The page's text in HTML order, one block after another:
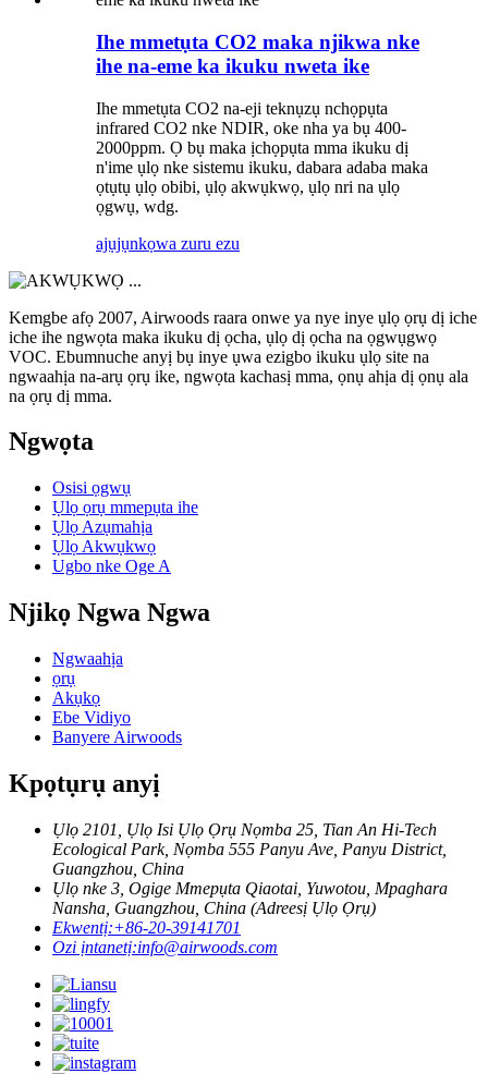
Ihe mmetụta CO2 maka njikwa nke
ihe na-eme ka ikuku nweta ike
Ihe mmetụta CO2 na-eji teknụzụ nchọpụta
infrared CO2 nke NDIR, oke nha ya bụ 400-
2000ppm. Ọ bụ maka ịchọpụta mma ikuku dị
n'ime ụlọ nke sistemu ikuku, dabara adaba maka
ọtụtụ ụlọ obibi, ụlọ akwụkwọ, ụlọ nri na ụlọ
ọgwụ, wdg.
ajụjụnkọwa zuru ezu
Kemgbe afọ 2007, Airwoods raara onwe ya nye inye ụlọ ọrụ dị iche
iche ihe ngwọta maka ikuku dị ọcha, ụlọ dị ọcha na ọgwụgwọ
VOC. Ebumnuche anyị bụ inye ụwa ezigbo ikuku ụlọ site na
ngwaahịa na-arụ ọrụ ike, ngwọta kachasị mma, ọnụ ahịa dị ọnụ ala
na ọrụ dị mma.
Ngwọta
Osisi ọgwụ
Ụlọ ọrụ mmepụta ihe
Ụlọ Azụmahịa
Ụlọ Akwụkwọ
Ugbo nke Oge A
Njikọ Ngwa Ngwa
Ngwaahịa
ọrụ
Akụkọ
Ebe Vidiyo
Banyere Airwoods
Kpọtụrụ anyị
Ụlọ 2101, Ụlọ Isi Ụlọ Ọrụ Nọmba 25, Tian An Hi-Tech
Ecological Park, Nọmba 555 Panyu Ave, Panyu District,
Guangzhou, China
Ụlọ nke 3, Ogige Mmepụta Qiaotai, Yuwotou, Mpaghara
Nansha, Guangzhou, China (Adreesị Ụlọ Ọrụ)
Ekwentị:+86-20-39141701
Ozi ịntanetị:info@airwoods.com